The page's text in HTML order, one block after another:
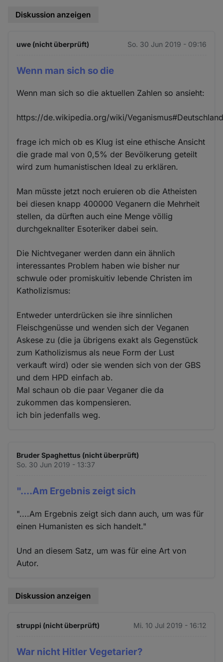
Diskussion anzeigen
uwe (nicht überprüft) So. 30 Jun 2019 - 09:16
Wenn man sich so die
Wenn man sich so die aktuellen Zahlen so ansieht:
https://de.wikipedia.org/wiki/
frage ich mich ob es Klug ist eine ethische Ansicht
die grade mal von 0,5% der Bevölkerung geteilt
wird zum humanistischen Ideal zu erklären.
Man müsste jetzt noch eruieren ob die Atheisten
bei diesen knapp 400000 Veganern die Mehrheit
stellen, da dürften auch eine Menge völlig
durchgeknallter Esoteriker dabei sein.
Die Nichtveganer werden dann ein ähnlich
interessantes Problem haben wie bisher nur
schwule oder promiskuitiv lebende Christen im
Katholizismus:
Entweder unterdrücken sie ihre sinnlichen
Fleischgenüsse und wenden sich der Veganen
Askese zu (die ja übrigens exakt als Gegenstück
zum Katholizismus als neue Form der Lust
verkauft wird) oder sie wenden sich von der GBS
und dem HPD einfach ab.
Mal schaun ob die paar Veganer die da
zukommen das kompensieren.
ich bin jedenfalls weg.
Bruder Spaghettus (nicht überprüft)
So. 30 Jun 2019 - 13:37
"....Am Ergebnis zeigt sich
"....Am Ergebnis zeigt sich dann auch, um was für
einen Humanisten es sich handelt."
Und an diesem Satz, um was für eine Art von
Autor.
Diskussion anzeigen
struppi (nicht überprüft) Mi. 10 Jul 2019 - 16:12
War nicht Hitler Vegetarier?